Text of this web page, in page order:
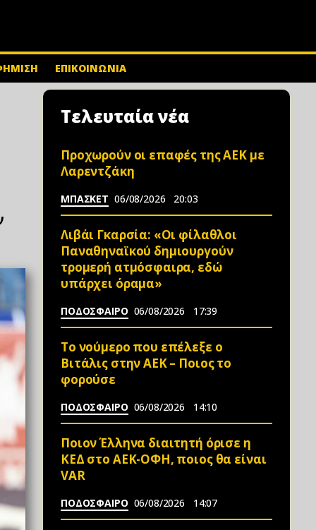
ΕΠΙΚΟΙΝΩΝΙΑ
Τελευταία νέα
Προχωρούν οι επαφές της ΑΕΚ με
Λαρεντζάκη
ΜΠΑΣΚΕΤ 06/08/2026 20:03
Λιβάι Γκαρσία: «Οι φίλαθλοι
Παναθηναϊκού δημιουργούν
τρομερή ατμόσφαιρα, εδώ
υπάρχει όραμα»
ΠΟΔΟΣΦΑΙΡΟ 06/08/2026 17:39
Το νούμερο που επέλεξε ο
Βιτάλις στην ΑΕΚ – Ποιος το
φορούσε
ΠΟΔΟΣΦΑΙΡΟ 06/08/2026 14:10
Ποιον Έλληνα διαιτητή όρισε η
ΚΕΔ στο ΑΕΚ-ΟΦΗ, ποιος θα είναι
VAR
ΠΟΔΟΣΦΑΙΡΟ 06/08/2026 14:07